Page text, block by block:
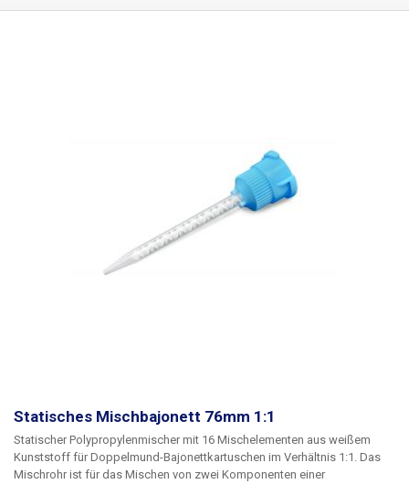
Statisches Mischbajonett 76mm 1:1
Statischer Polypropylenmischer mit 16 Mischelementen aus weißem
Kunststoff für Doppelmund-Bajonettkartuschen im Verhältnis 1:1. Das
Mischrohr ist für das Mischen von zwei Komponenten einer